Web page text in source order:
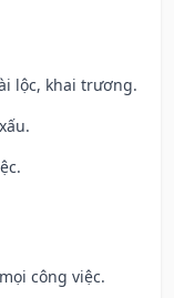
lộc, khai trương.
công việc.